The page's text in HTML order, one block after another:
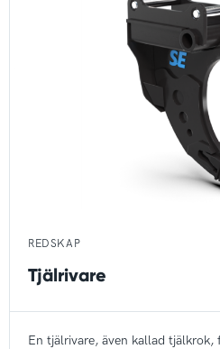
REDSKAP
Tjälrivare
En tjälrivare, även kallad